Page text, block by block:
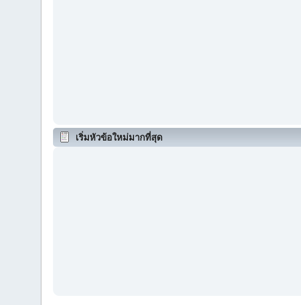
เริ่มหัวข้อใหม่มากที่สุด